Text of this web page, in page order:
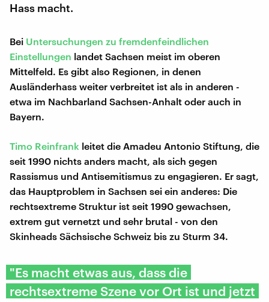
Hass macht.
Bei Untersuchungen zu fremdenfeindlichen
Einstellungen landet Sachsen meist im oberen
Mittelfeld. Es gibt also Regionen, in denen
Ausländerhass weiter verbreitet ist als in anderen -
etwa im Nachbarland Sachsen-Anhalt oder auch in
Bayern.
Timo Reinfrank leitet die Amadeu Antonio Stiftung, die
seit 1990 nichts anders macht, als sich gegen
Rassismus und Antisemitismus zu engagieren. Er sagt,
das Hauptproblem in Sachsen sei ein anderes: Die
rechtsextreme Struktur ist seit 1990 gewachsen,
extrem gut vernetzt und sehr brutal - von den
Skinheads Sächsische Schweiz bis zu Sturm 34.
"Es macht etwas aus, dass die
rechtsextreme Szene vor Ort ist und jetzt